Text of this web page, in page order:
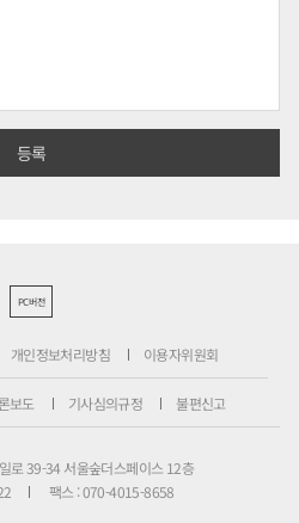
PC버전
개인정보처리방침 이용자위원회
보도 기사심의규정 불편신고
로 39-34 서울숲더스페이스 12층
팩스 : 070-4015-8658